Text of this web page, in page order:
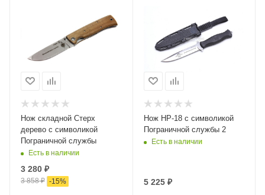
Нож складной Стерх
дерево с символикой
Пограничной службы
Есть в наличии
3 280 ₽
3 858₽ -15%
Нож НР-18 с символикой
Пограничной службы 2
Есть в наличии
5 225₽